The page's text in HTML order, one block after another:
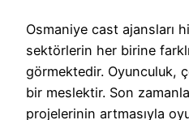
Osmaniye cast ajansları
sektörlerin her birine
görmektedir. Oyunculuk,
bir meslektir. Son
projelerinin artmasıyla